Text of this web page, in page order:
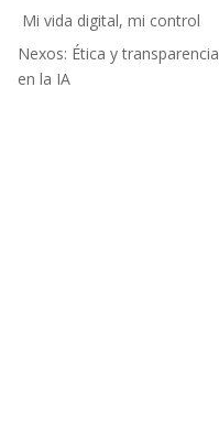
Mi vida digital, mi control
Nexos: Ética y transparencia
en la IA